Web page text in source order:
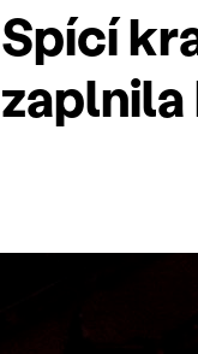
Spící